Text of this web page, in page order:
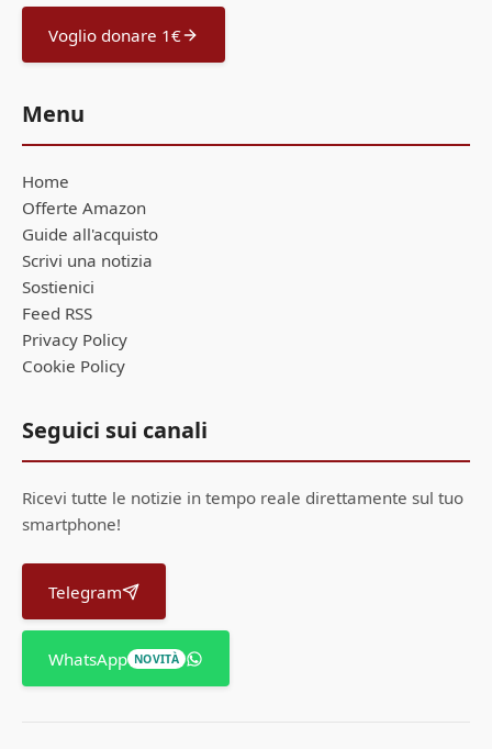
Voglio donare 1€
Menu
Home
Offerte Amazon
Guide all'acquisto
Scrivi una notizia
Sostienici
Feed RSS
Privacy Policy
Cookie Policy
Seguici sui canali
Ricevi tutte le notizie in tempo reale direttamente sul tuo
smartphone!
Telegram
WhatsApp NOVITÀ